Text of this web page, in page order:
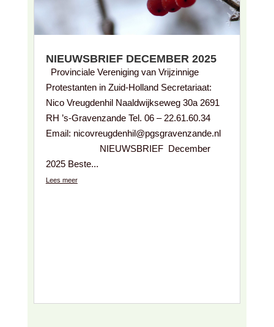
NIEUWSBRIEF DECEMBER 2025
Provinciale Vereniging van Vrijzinnige
Protestanten in Zuid-Holland Secretariaat:
Nico Vreugdenhil Naaldwijkseweg 30a 2691
RH ’s-Gravenzande Tel. 06 – 22.61.60.34
Email: nicovreugdenhil@pgsgravenzande.nl
NIEUWSBRIEF December
2025 Beste...
Lees meer